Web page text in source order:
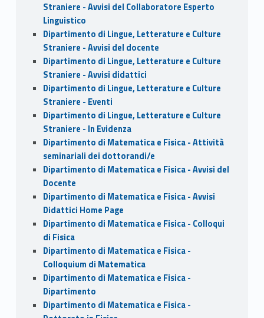
Straniere - Avvisi del Collaboratore Esperto
Linguistico
Dipartimento di Lingue, Letterature e Culture
Straniere - Avvisi del docente
Dipartimento di Lingue, Letterature e Culture
Straniere - Avvisi didattici
Dipartimento di Lingue, Letterature e Culture
Straniere - Eventi
Dipartimento di Lingue, Letterature e Culture
Straniere - In Evidenza
Dipartimento di Matematica e Fisica - Attività
seminariali dei dottorandi/e
Dipartimento di Matematica e Fisica - Avvisi del
Docente
Dipartimento di Matematica e Fisica - Avvisi
Didattici Home Page
Dipartimento di Matematica e Fisica - Colloqui
di Fisica
Dipartimento di Matematica e Fisica -
Colloquium di Matematica
Dipartimento di Matematica e Fisica -
Dipartimento
Dipartimento di Matematica e Fisica -